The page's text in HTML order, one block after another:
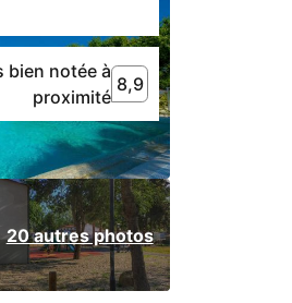
20 autres photos
8,9
8,9 Plage très bien
bien notée à
proximité